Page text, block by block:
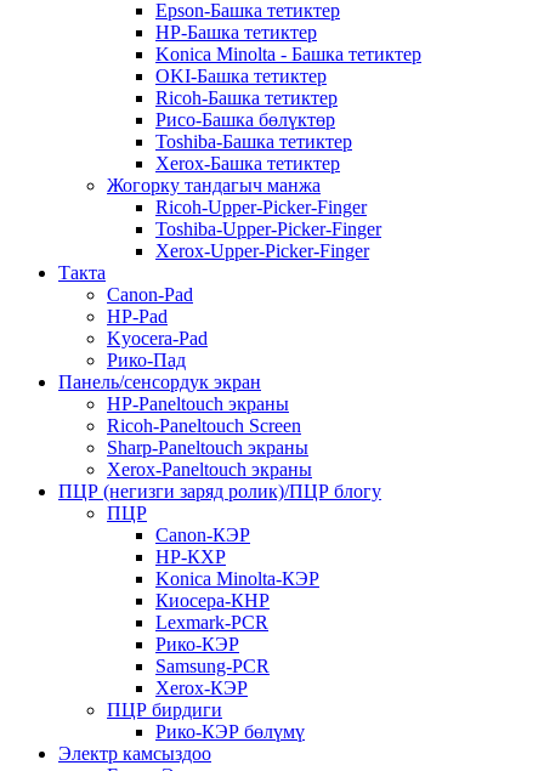
Epson-Башка тетиктер
HP-Башка тетиктер
Konica Minolta - Башка тетиктер
OKI-Башка тетиктер
Ricoh-Башка тетиктер
Рисо-Башка бөлүктөр
Toshiba-Башка тетиктер
Xerox-Башка тетиктер
Жогорку тандагыч манжа
Ricoh-Upper-Picker-Finger
Toshiba-Upper-Picker-Finger
Xerox-Upper-Picker-Finger
Такта
Canon-Pad
HP-Pad
Kyocera-Pad
Рико-Пад
Панель/сенсордук экран
HP-Paneltouch экраны
Ricoh-Paneltouch Screen
Sharp-Paneltouch экраны
Xerox-Paneltouch экраны
ПЦР (негизги заряд ролик)/ПЦР блогу
ПЦР
Canon-КЭР
HP-КХР
Konica Minolta-КЭР
Киосера-КНР
Lexmark-PCR
Рико-КЭР
Samsung-PCR
Xerox-КЭР
ПЦР бирдиги
Рико-КЭР бөлүмү
Электр камсыздоо